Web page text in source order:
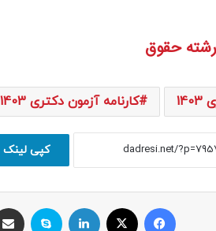
کارنامه آزمون دکتری 1403
کپی لینک
فیسبوک ایکس لینکداین اسکایپ